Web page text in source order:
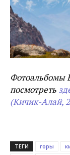
Фотоальбомы
посмотреть
(Кичик-Алай,
ТЕГИ горы